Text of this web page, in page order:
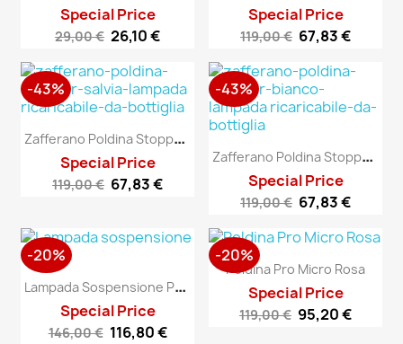
Special Price
29,00 € 26,10 €
Special Price
119,00 € 67,83 €
Z
Afferano Poldina Stopper...
Special Price
119,00 € 67,83 €
-43%
Z
Afferano Poldina Stopper...
Special Price
119,00 € 67,83 €
-43%
L
Ampada Sospensione Poldina
Special Price
146,00 € 116,80 €
-20%
Poldina Pro Micro Rosa
Special Price
119,00 € 95,20 €
-20%